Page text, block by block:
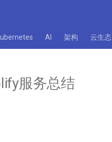
AI 架构 云生态
服务总结